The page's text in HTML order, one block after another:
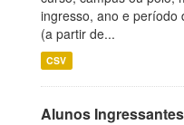
ingresso, ano e período
(a partir de...
CSV
Alunos